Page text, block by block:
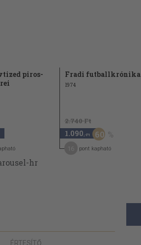
piros-
Fradi futballkrónika
1974
2.740 Ft
1.090 ,-Ft 60
pont kapható
ÉRTESÍTŐ